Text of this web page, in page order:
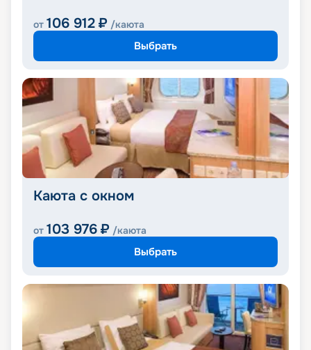
от 106 912 ₽ /каюта
Выбрать
Каюта с окном
от 103 976 ₽ /каюта
Выбрать